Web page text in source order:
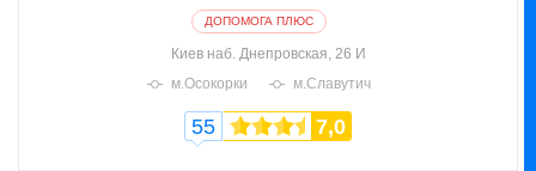
ДОПОМОГА ПЛЮС
Киев наб. Днепровская, 26 И
м.Осокорки
м.Славутич
55 7,0